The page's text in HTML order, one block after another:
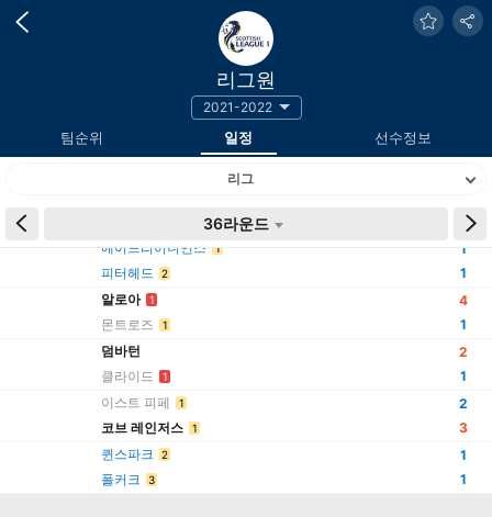
리그원
2021-2022
팀순위 일정 선수정보
리그
36라운드 결과
에어드리어니언스 1
피터헤드 2
1
1
알로아 1
몬트로즈 1
4
1
덤바턴
클라이드
1
2
1
이스트 피페
1
코브 레인저스 1
2
3
퀸스파크
2
폴커크 3
1
1